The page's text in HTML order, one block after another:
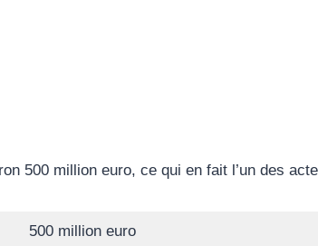
500 million euro, ce qui en fait l’un des
500 million euro